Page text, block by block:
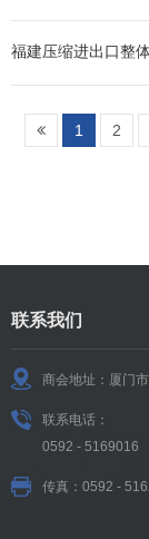
福建压缩进出口整
1 2
联系我们
商会地址：厦门
联系电话：
0592 - 5169016
传真：0592 -